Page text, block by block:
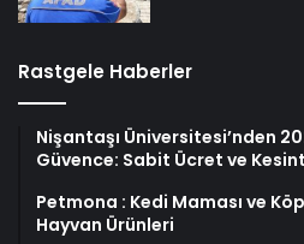
Rastgele Haberler
Nişantaşı Üniversitesi’nden
Güvence: Sabit Ücret ve
Petmona : Kedi Maması ve
Hayvan Ürünleri